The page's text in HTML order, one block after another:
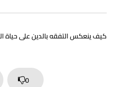
كيف ينعكس التفقه بالدين على حياة
0